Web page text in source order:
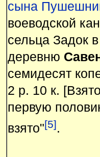
сына
воеводской
сельца Задок
деревню
семидесят
2 р. 10 к.
первую
взято"[5].